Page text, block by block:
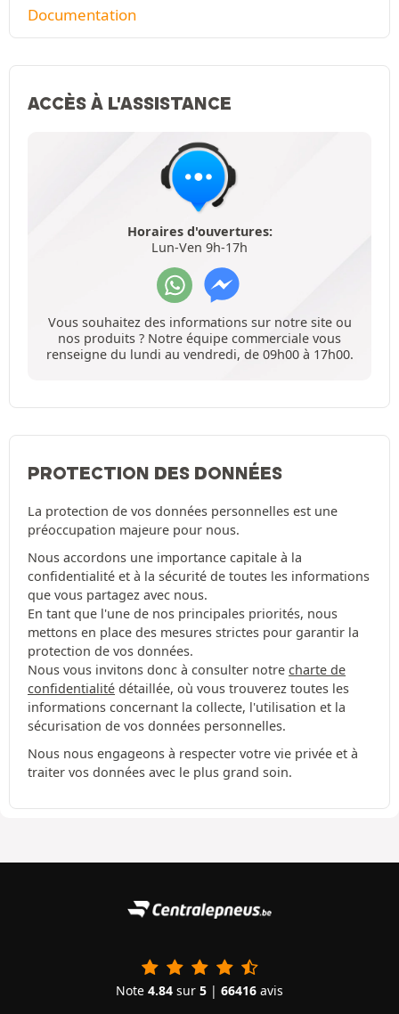
Documentation
ACCÈS À L'ASSISTANCE
Horaires d'ouvertures:
Lun-Ven 9h-17h
Vous souhaitez des informations sur notre site ou
nos produits ? Notre équipe commerciale vous
renseigne du lundi au vendredi, de 09h00 à 17h00.
PROTECTION DES DONNÉES
La protection de vos données personnelles est une
préoccupation majeure pour nous.
Nous accordons une importance capitale à la
confidentialité et à la sécurité de toutes les informations
que vous partagez avec nous.
En tant que l'une de nos principales priorités, nous
mettons en place des mesures strictes pour garantir la
protection de vos données.
Nous vous invitons donc à consulter notre charte de
confidentialité détaillée, où vous trouverez toutes les
informations concernant la collecte, l'utilisation et la
sécurisation de vos données personnelles.
Nous nous engageons à respecter votre vie privée et à
traiter vos données avec le plus grand soin.
Note 4.84 sur 5 | 66416 avis